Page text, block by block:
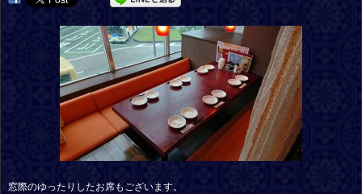
窓際のゆったりしたお席もございます。